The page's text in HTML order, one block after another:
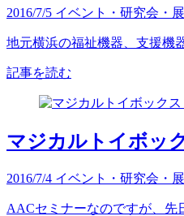
2016/7/5 イベント・研究会・
地元横浜の福祉機器、支援機
記事を読む
マジカルトイボッ
2016/7/4 イベント・研究会・
AACセミナーなのですが、先